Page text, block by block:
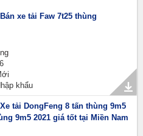
xe tải Faw 7t25 thùng
khẩu
tải DongFeng 8 tấn thùng 9m5
9m5 2021 giá tốt tại Miền Nam